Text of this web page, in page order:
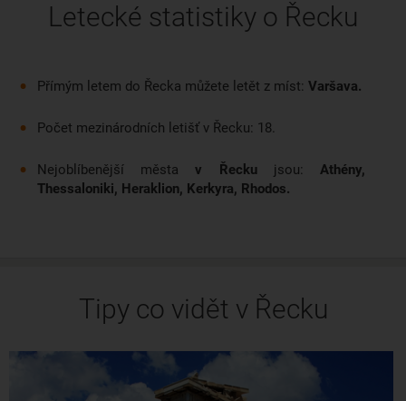
Letecké statistiky o Řecku
Přímým letem do Řecka můžete letět z míst: Varšava.
Počet mezinárodních letišť v Řecku: 18.
Nejoblíbenější městav Řecku jsou:
Athény,
Thessaloniki, Heraklion, Kerkyra, Rhodos.
Tipy co vidět v Řecku